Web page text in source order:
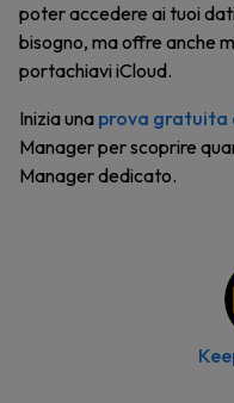
poter accedere ai tuoi
bisogno, ma offre anche
portachiavi iCloud.
Inizia una prova gratuita
Manager per scoprire
Manager dedicato.